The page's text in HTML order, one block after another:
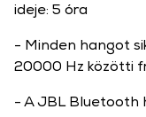
ideje: 5 óra
- Minden hangot
20000 Hz közötti
- A JBL Bluetooth